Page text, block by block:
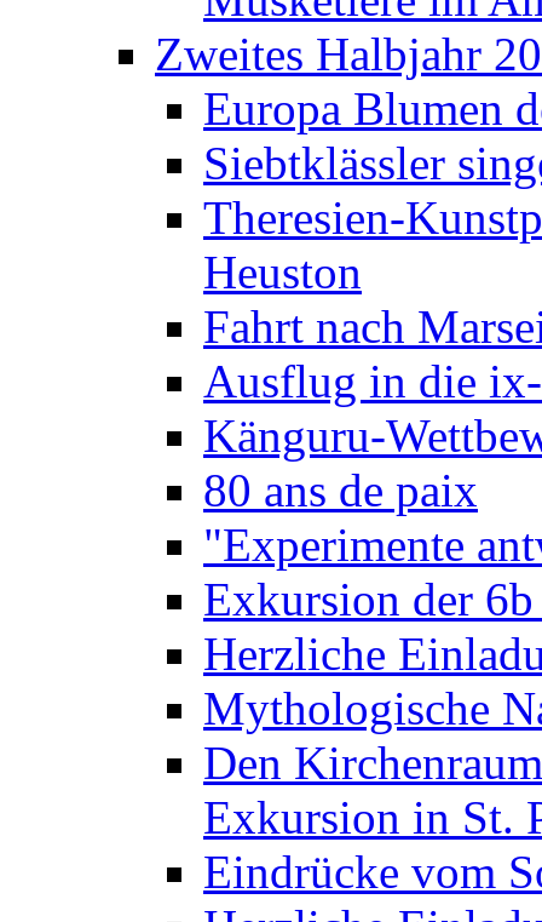
Zweites Halbjahr
Europa Blumen
Siebtklässler
Theresien-
Heuston
Fahrt nach
Ausflug in die
Känguru-
80 ans de paix
"Experimente
Exkursion der
Herzliche
Mythologische
Den
Exkursion in St.
Eindrücke vom